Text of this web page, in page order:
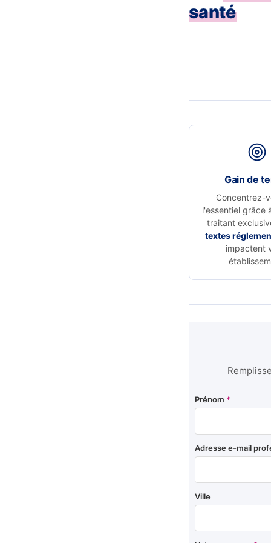
santé
Gain de
Concentrez-
l'essentiel grâce
traitant
textes
impactent
Prénom *
Adresse e-mail
Ville